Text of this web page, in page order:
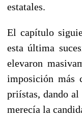
estatales.
El capítulo
esta última
elevaron
imposición más
priístas, dando al
merecía la